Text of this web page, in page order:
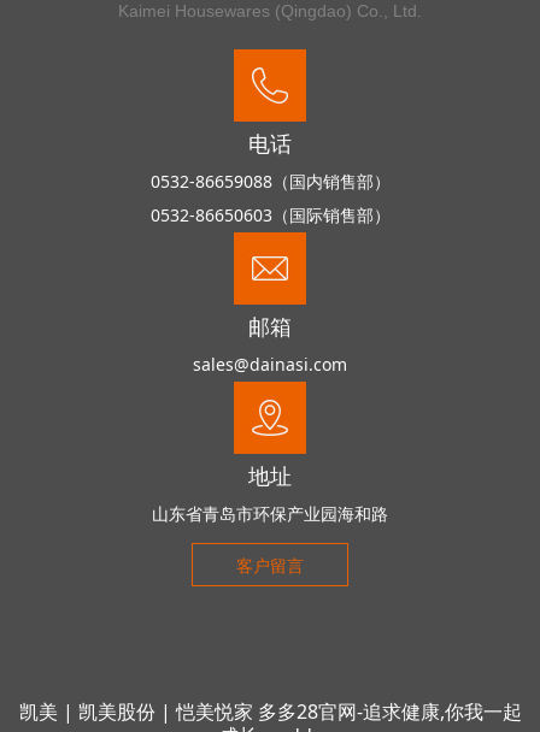
Kaimei Housewares (Qingdao) Co., Ltd.
电话
0532-86659088（国内销售部）
0532-86650603（国际销售部）
邮箱
sales@dainasi.com
地址
山东省青岛市环保产业园海和路
客户留言
凯美 | 凯美股份|恺美悦家 多多28官网-追求健康,你我一起